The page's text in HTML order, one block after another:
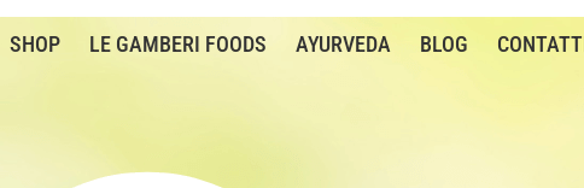
SHOP LE GAMBERI FOODS AYURVEDA BLOG CONTATTI